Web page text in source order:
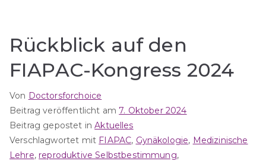
Rückblick auf den
FIAPAC-Kongress 2024
Von Doctorsforchoice
Beitrag veröffentlicht am 7. Oktober 2024
Beitrag gepostet inAktuelles
Verschlagwortet mit FIAPAC, Gynäkologie, Medizinische
Lehre, reproduktive Selbstbestimmung,